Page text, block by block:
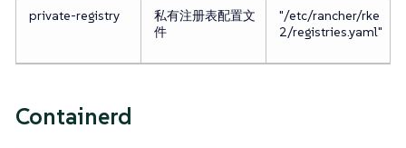
private-registry
私有注册表配置文
件
"/etc/rancher/rke
2/registries.yaml"
Containerd